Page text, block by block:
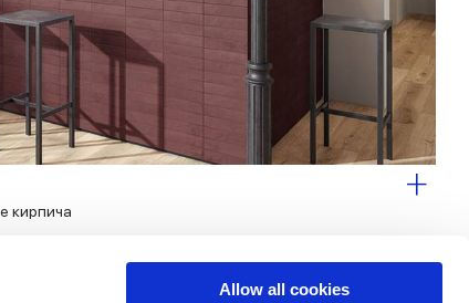
Allow all cookies
кирпича